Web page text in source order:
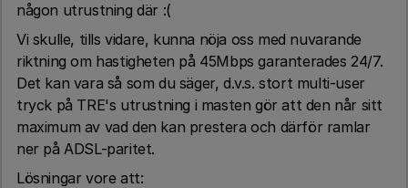
någon utrustning där :(
Vi skulle, tills vidare, kunna nöja oss med nuvarande
riktning om hastigheten på 45Mbps garanterades 24/7.
Det kan vara så som du säger, d.v.s. stort multi-user
tryck på TRE's utrustning i masten gör att den når sitt
maximum av vad den kan prestera och därför ramlar
ner på ADSL-paritet.
Lösningar vore att: